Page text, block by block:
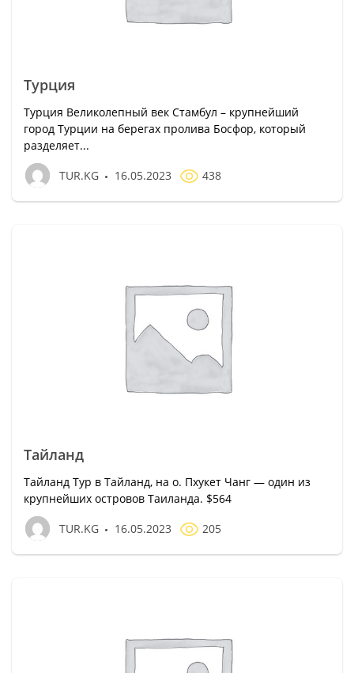
Турция
Турция Великолепный век Стамбул – крупнейший
город Турции на берегах пролива Босфор, который
разделяет...
TUR.KG
16.05.2023 438
Тайланд
Тайланд Тур в Тайланд, на о. Пхукет Чанг — один из
крупнейших островов Таиланда. $564
TUR.KG
16.05.2023 205